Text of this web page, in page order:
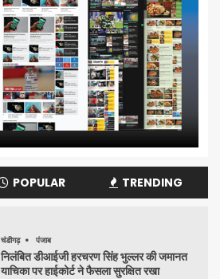
POPULAR TRENDING
चंडीगढ़ पंजाब
निलंबित डीआईजी हरचरण सिंह भुल्लर की जमानत
याचिका पर हाईकोर्ट ने फैसला सुरक्षित रखा